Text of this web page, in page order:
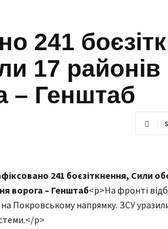
241
17 районів
– Генштаб
241 боєзіткнення, Сили
ворога – Генштаб<p>На фронті
Покровському напрямку. ЗСУ
p>